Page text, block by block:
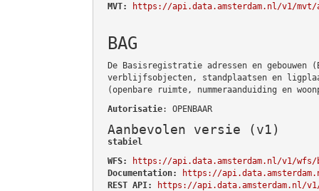
MVT:
https://api.data.amsterdam.nl/v1/mvt/
BAG
De Basisregistratie adressen en gebouwen
verblijfsobjecten, standplaatsen en
(openbare ruimte, nummeraanduiding en
Autorisatie: OPENBAAR
Aanbevolen versie (v1)
stabiel
WFS:
https://api.data.amsterdam.nl/v1/wfs/
Documentation:
https://
REST API:
https://api.data.amsterdam.nl/